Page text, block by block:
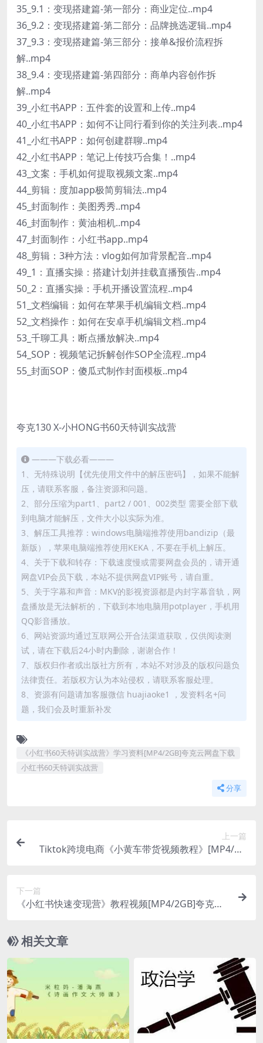
35_9.1：变现搭建篇-第一部分：商业定位..mp4
36_9.2：变现搭建篇-第二部分：品牌挑选逻辑..mp4
37_9.3：变现搭建篇-第三部分：接单&报价流程拆
解..mp4
38_9.4：变现搭建篇-第四部分：商单内容创作拆
解..mp4
39_小红书APP：五件套的设置和上传..mp4
40_小红书APP：如何不让同行看到你的关注列表..mp4
41_小红书APP：如何创建群聊..mp4
42_小红书APP：笔记上传技巧合集！..mp4
43_文案：手机如何提取视频文案..mp4
44_剪辑：度加app极简剪辑法..mp4
45_封面制作：美图秀秀..mp4
46_封面制作：黄油相机..mp4
47_封面制作：小红书app..mp4
48_剪辑：3种方法：vlog如何加背景配音..mp4
49_1：直播实操：搭建计划并挂载直播预告..mp4
50_2：直播实操：手机开播设置流程..mp4
51_文档编辑：如何在苹果手机编辑文档..mp4
52_文档操作：如何在安卓手机编辑文档..mp4
53_千聊工具：断点播放解决..mp4
54_SOP：视频笔记拆解创作SOP全流程..mp4
55_封面SOP：傻瓜式制作封面模板..mp4
夸克130 X-小HONG书60天特训实战营
———下载必看———
1、无特殊说明【优先使用文件中的解压密码】，如果不能解
压，请联系客服，备注资源和问题。
2、部分压缩为part1、part2 / 001、002类型 需要全部下载
到电脑才能解压，文件大小以实际为准。
3、解压工具推荐：windows电脑端推荐使用bandizip（最
新版），苹果电脑端推荐使用KEKA，不要在手机上解压。
4、关于下载和转存：下载速度慢或需要网盘会员的，请开通
网盘VIP会员下载，本站不提供网盘VIP账号，请自重。
5、关于字幕和声音：MKV的影视资源都是内封字幕音轨，网
盘播放是无法解析的，下载到本地电脑用potplayer，手机用
QQ影音播放。
6、网站资源均通过互联网公开合法渠道获取，仅供阅读测
试，请在下载后24小时内删除，谢谢合作！
7、版权归作者或出版社方所有，本站不对涉及的版权问题负
法律责任。若版权方认为本站侵权，请联系客服处理。
8、资源有问题请加客服微信 huajiaoke1 ，发资料名+问
题，我们会及时重新补发
《小红书60天特训实战营》学习资料[MP4/2GB]夸克云网盘下载
小红书60天特训实战营
分享
上一篇
Tiktok跨境电商《小黄车带货视频教程》[MP4/3G
下一篇
《小红书快速变现营》教程视频[MP4/2GB]夸克云
相关文章